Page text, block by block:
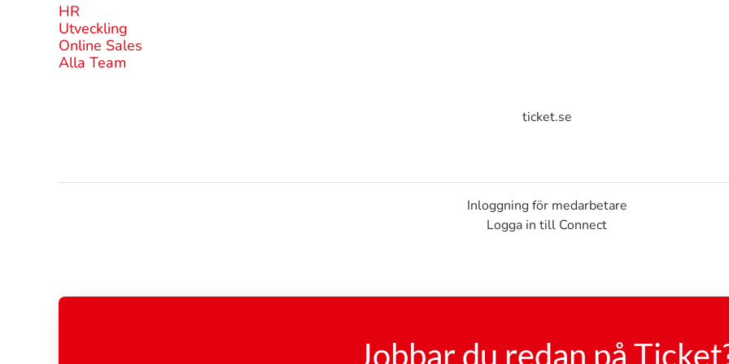
HR
Utveckling
Online Sales
Alla Team
ticket.se
Inloggning för medarbetare
Logga in till Connect
Jobbar du redan på